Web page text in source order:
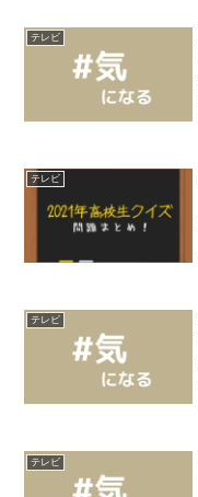
テレビ
テレビ
テレビ
テレビ